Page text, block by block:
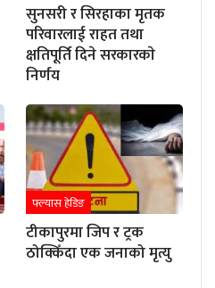
सुनसरी र सिरहाका मृतक
परिवारलाई राहत तथा
क्षतिपूर्ति दिने सरकारकाे
निर्णय
फ्ल्यास हेडिङ
टीकापुरमा जिप र ट्रक
ठोक्किँदा एक जनाको मृत्यु